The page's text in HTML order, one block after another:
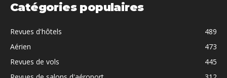
Catégories populaires
Revues d'hôtels
489
Aérien
473
Revues de vols
445